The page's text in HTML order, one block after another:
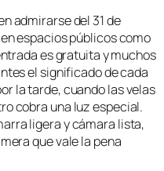
admirarse del 31 de
espacios públicos como
es gratuita y muchos
el significado de cada
la tarde, cuando las velas
cobra una luz especial.
ligera y cámara lista,
que vale la pena